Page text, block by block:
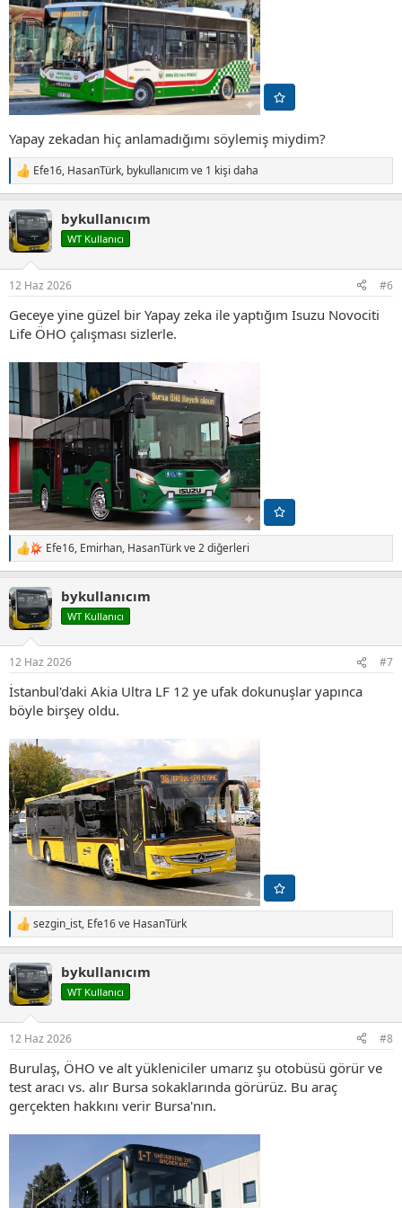
Yapay zekadan hiç anlamadığımı söylemiş miydim?
T
e
k
i
l
:
Efe16, HasanTürk, bykullanıcımve 1 kişi daha
bykullanıcım
WT Kullanıcı
12 Haz 2026 #6
Geceye yine güzel bir Yapay zeka ile yaptığım Isuzu Novociti
Life ÖHO çalışması sizlerle.
T
e
k
i
l
:
Efe16, Emirhan, HasanTürkve 2 diğerleri
bykullanıcım
WT Kullanıcı
12 Haz 2026 #7
İstanbul'daki Akia Ultra LF 12 ye ufak dokunuşlar yapınca
böyle birşey oldu.
T
e
k
i
l
:
sezgin_ist, Efe16ve HasanTürk
bykullanıcım
WT Kullanıcı
12 Haz 2026 #8
Burulaş, ÖHO ve alt yükleniciler umarız şu otobüsü görür ve
test aracı vs. alır Bursa sokaklarında görürüz. Bu araç
gerçekten hakkını verir Bursa'nın.